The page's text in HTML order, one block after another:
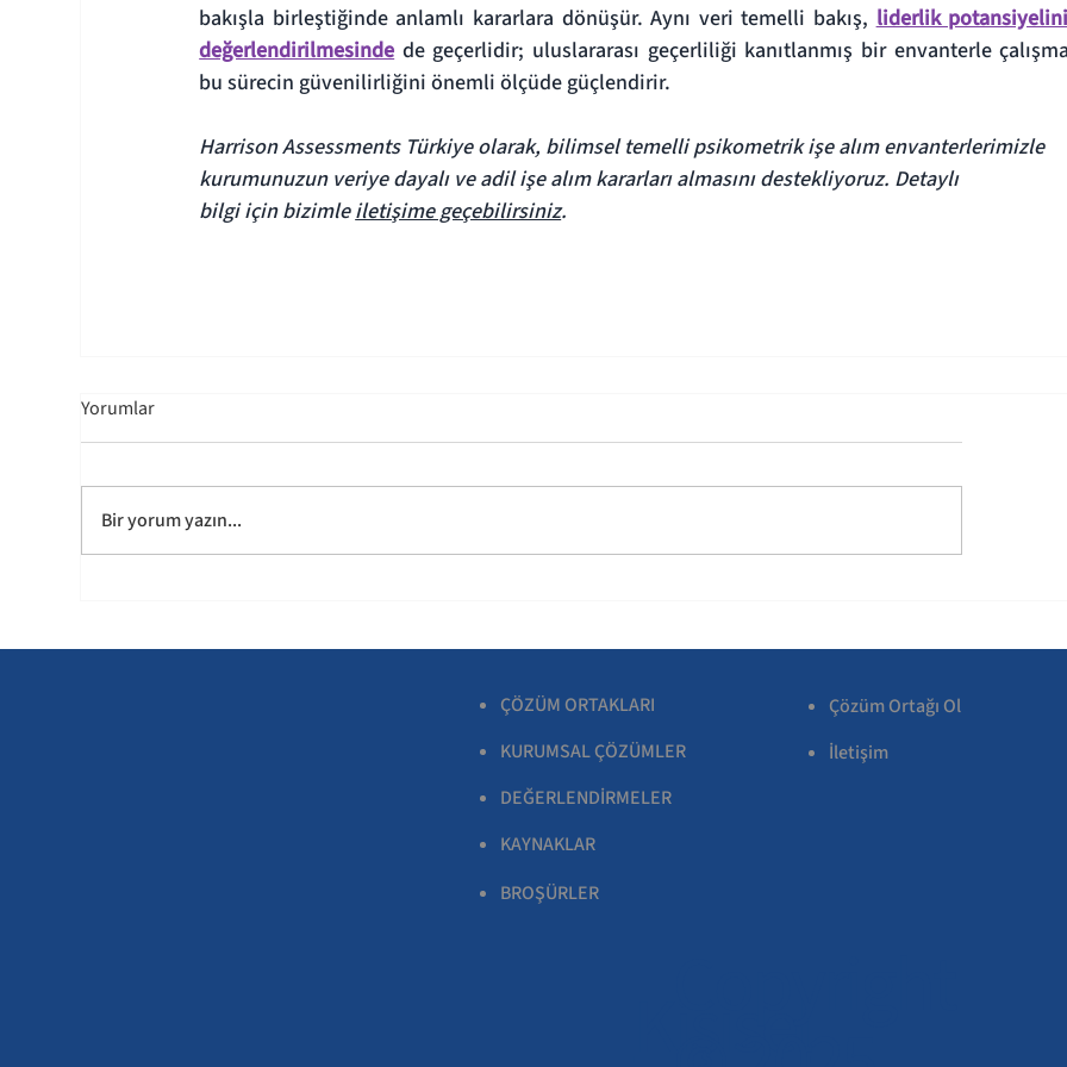
bakışla birleştiğinde anlamlı kararlara dönüşür. Aynı veri temelli bakış, liderlik
değerlendirilmesinde de geçerlidir; uluslararası geçerliliği kanıtlanmış bir envanterle
bu sürecin güvenilirliğini önemli ölçüde güçlendirir.
Harrison Assessments Türkiye olarak, bilimsel temelli psikometrik işe alım envanterlerimizle
kurumunuzun veriye dayalı ve adil işe alım kararları almasını destekliyoruz. Detaylı
bilgi için bizimle iletişime geçebilirsiniz.
Yorumlar
Bir yorum yazın...
ÇÖZÜM ORTAKLARI
KURUMSAL ÇÖZÜMLER
DEĞERLENDİRMELER
KAYNAKLAR
BROŞÜRLER
Çözüm Ortağı Ol
İletişim